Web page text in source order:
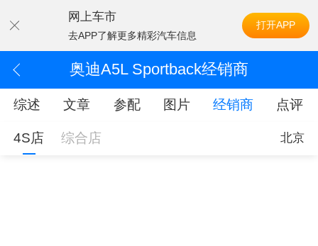
网上车市
去APP了解更多精彩汽车信息
打开APP
奥迪A5L Sportback经销商
综述 文章 参配 图片 经销商 点评
4S店 综合店 北京